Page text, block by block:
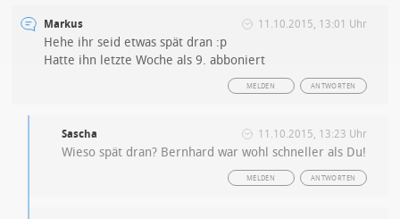
Markus 11.10.2015, 13:01 Uhr
Hehe ihr seid etwas spät dran :p
Hatte ihn letzte Woche als 9. abboniert
ANTWORTEN
MELDEN
Sascha 11.10.2015, 13:23 Uhr
Wieso spät dran? Bernhard war wohl schneller als Du!
ANTWORTEN
MELDEN